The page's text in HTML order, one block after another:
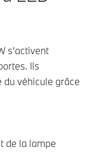
s’activent
Ils
du véhicule grâce
de la lampe